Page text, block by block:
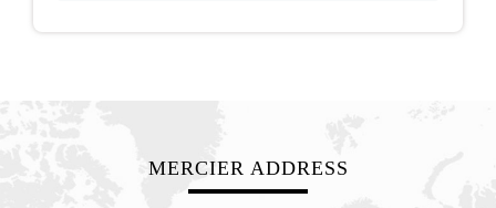
MERCIER ADDRESS